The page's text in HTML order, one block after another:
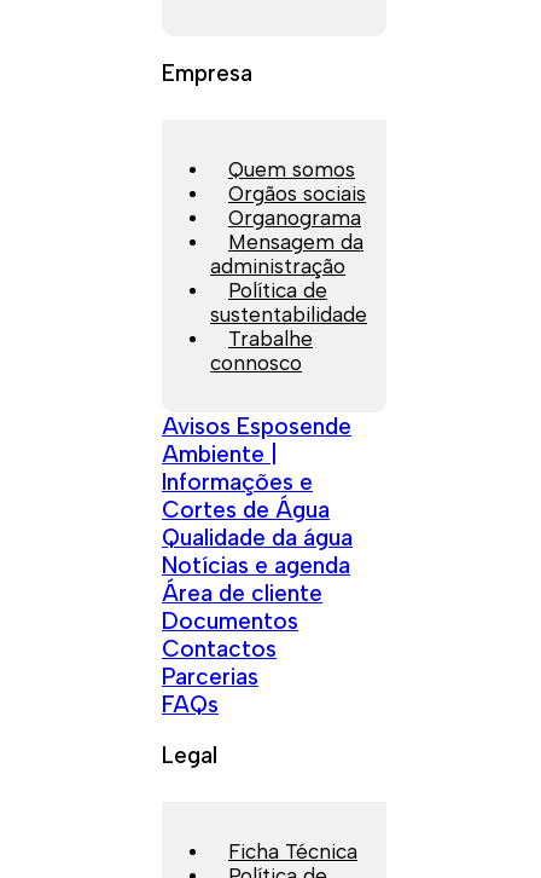
Empresa
Quem somos
Orgãos sociais
Organograma
Mensagem da
administração
Política de
sustentabilidade
Trabalhe
connosco
Avisos Esposende
Ambiente |
Informações e
Cortes de Água
Qualidade da água
Notícias e agenda
Área de cliente
Documentos
Contactos
Parcerias
FAQs
Legal
Ficha Técnica